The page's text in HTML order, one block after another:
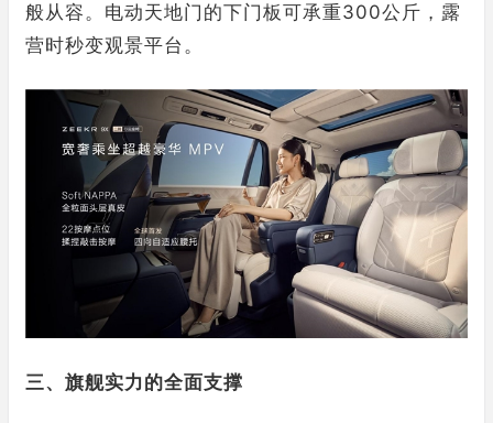
般从容。电动天地门的下门板可承重300公斤，露
营时秒变观景平台。
三、旗舰实力的全面支撑